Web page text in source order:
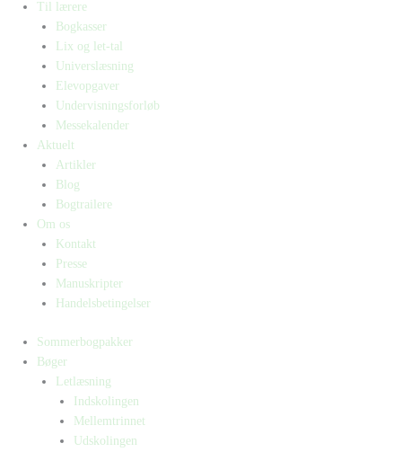
Til lærere
Bogkasser
Lix og let-tal
Universlæsning
Elevopgaver
Undervisningsforløb
Messekalender
Aktuelt
Artikler
Blog
Bogtrailere
Om os
Kontakt
Presse
Manuskripter
Handelsbetingelser
Sommerbogpakker
Bøger
Letlæsning
Indskolingen
Mellemtrinnet
Udskolingen